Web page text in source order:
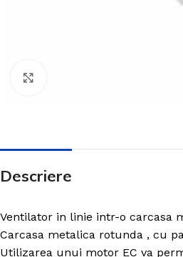
CLAPETE ANTIFOC
Descriere
Ventilator in linie intr-o carcasa
Carcasa metalica rotunda , cu
Utilizarea unui motor EC va